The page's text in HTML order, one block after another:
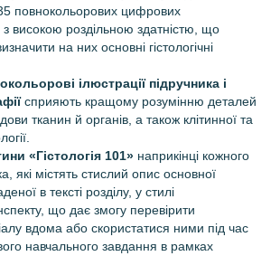
повнокольорових цифрових
високою роздільною здатністю, що
на них основні гістологічні
ілюстрації підручника і
сприяють кращому розумінню деталей
тканин й органів, а також клітинної та
«Гістологія 101» наприкінці кожного
які містять стислий опис основної
в тексті розділу, у стилі
що дає змогу перевірити
вдома або скористатися ними під час
навчального завдання в рамках